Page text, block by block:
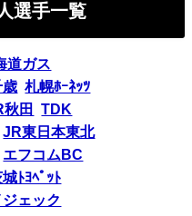
選手一覧
道ガス
歳 札幌ﾎｰﾈｯﾂ
秋田
TDK
JR東日本東北
エフコムBC
ﾄﾖﾍﾟｯﾄ
ェック